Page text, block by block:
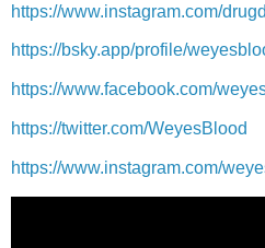
https://www.instagram.com/
https://bsky.app/profile/
https://www.facebook.com/
https://twitter.com/WeyesBlood
https://www.instagram.com/